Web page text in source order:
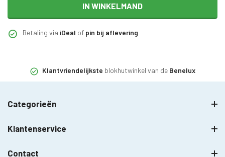
IN WINKELMAND
Betaling via iDeal of pin bij aflevering
Klantvriendelijkste blokhutwinkel van de Benelux
Categorieën
Klantenservice
Contact